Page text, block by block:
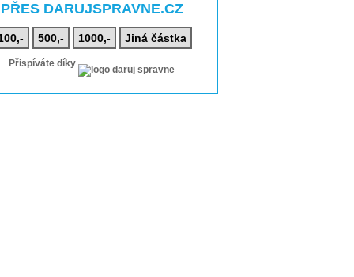
PŘES DARUJSPRAVNE.CZ
500,- 1000,- Jiná částka
Přispíváte díky